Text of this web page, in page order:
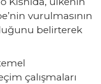
vurulmasının
belirterek
çalışmaları